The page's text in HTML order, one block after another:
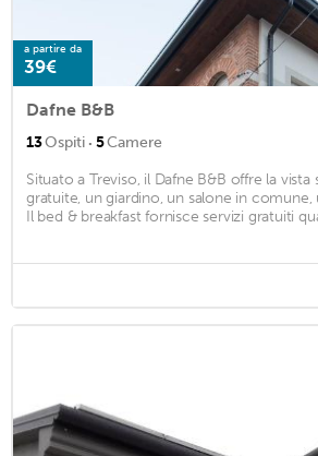
a partire da
39€
Dafne B&B
13Ospiti · 5Camere
Situato a Treviso, il Dafne B&B offre la
gratuite, un giardino, un salone in comune,
Il bed & breakfast fornisce servizi gratuiti